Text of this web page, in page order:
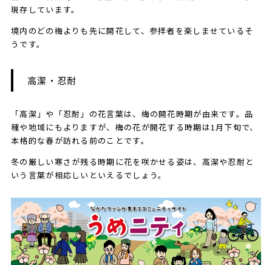
現存しています。
境内のどの梅よりも先に開花して、参拝者を楽しませているそ
うです。
​​​高潔・忍耐
「高潔」や「忍耐」の花言葉は、梅の開花時期が由来です。品
種や地域にもよりますが、梅の花が開花する時期は1月下旬で、
本格的な春が訪れる前のことです。
冬の厳しい寒さが残る時期に花を咲かせる姿は、高潔や忍耐と
いう言葉が相応しいといえるでしょう。